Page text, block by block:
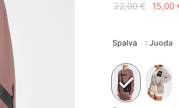
22,00€ 15,00
Spalva : Juoda